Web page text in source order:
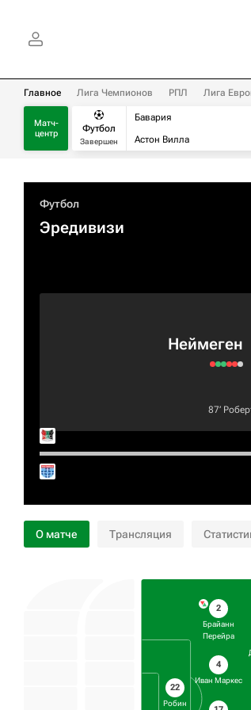
Главное Лига Чемпионов РПЛ Лига
Матч-
центр
Футбол
Завершен
Бавария
Астон Вилла
Футбол
Эредивизи
Неймеген
87‎’‎
О матче Трансляция
22
Робин
2
Брайанн
Перейра
4
Иван Маркес